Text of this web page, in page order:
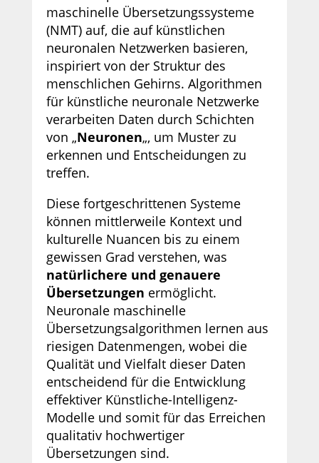
maschinelle Übersetzungssysteme
(NMT) auf, die auf künstlichen
neuronalen Netzwerken basieren,
inspiriert von der Struktur des
menschlichen Gehirns. Algorithmen
für künstliche neuronale Netzwerke
verarbeiten Daten durch Schichten
von „Neuronen„, um Muster zu
erkennen und Entscheidungen zu
treffen.
Diese fortgeschrittenen Systeme
können mittlerweile Kontext und
kulturelle Nuancen bis zu einem
gewissen Grad verstehen, was
natürlichere und genauere
Übersetzungen ermöglicht.
Neuronale maschinelle
Übersetzungsalgorithmen lernen aus
riesigen Datenmengen, wobei die
Qualität und Vielfalt dieser Daten
entscheidend für die Entwicklung
effektiver Künstliche-Intelligenz-
Modelle und somit für das Erreichen
qualitativ hochwertiger
Übersetzungen sind.